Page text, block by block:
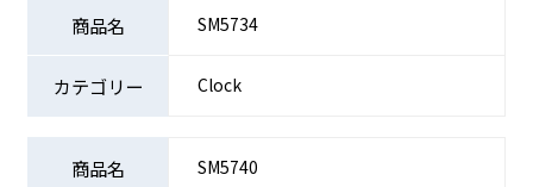
SM5734
Clock
SM5740